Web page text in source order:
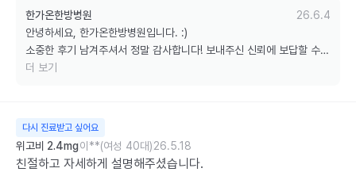
한가온한방병원
26.6.4
안녕하세요, 한가온한방병원입니다. :)
소중한 후기 남겨주셔서 정말 감사합니다! 보내주신 신뢰에 보답할 수
있도록 늘 최선을 다하겠습니다.
더 보기
다시 진료받고 싶어요
위고비 2.4mg이**(여성 40대)26.5.18
친절하고 자세하게 설명해주셨습니다.